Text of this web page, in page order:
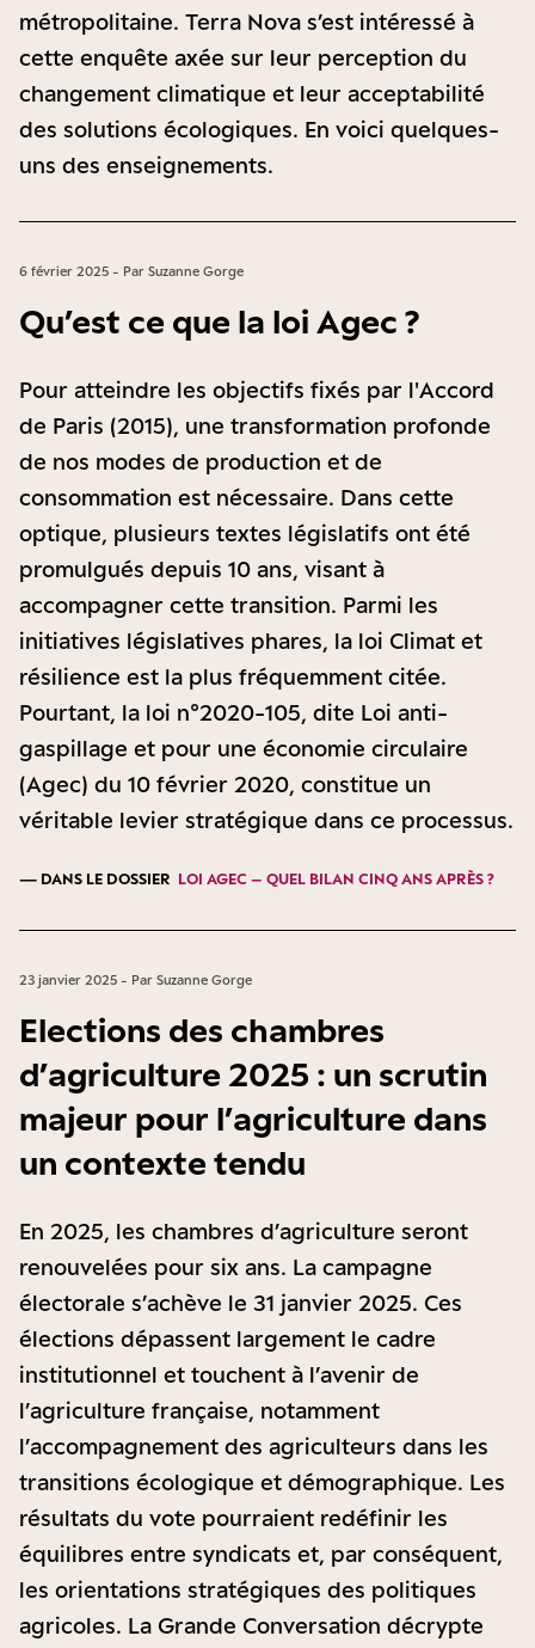
métropolitaine. Terra Nova s’est intéressé à
cette enquête axée sur leur perception du
changement climatique et leur acceptabilité
des solutions écologiques. En voici quelques-
uns des enseignements.
6 février 2025 - Par Suzanne Gorge
Qu’est ce que la loi Agec ?
Pour atteindre les objectifs fixés par l'Accord
de Paris (2015), une transformation profonde
de nos modes de production et de
consommation est nécessaire. Dans cette
optique, plusieurs textes législatifs ont été
promulgués depuis 10 ans, visant à
accompagner cette transition. Parmi les
initiatives législatives phares, la loi Climat et
résilience est la plus fréquemment citée.
Pourtant, la loi n°2020-105, dite Loi anti-
gaspillage et pour une économie circulaire
(Agec) du 10 février 2020, constitue un
véritable levier stratégique dans ce processus.
— DANS LE DOSSIER LOI AGEC – QUEL BILAN CINQ ANS APRÈS ?
23 janvier 2025 - Par Suzanne Gorge
Elections des chambres
d’agriculture 2025 : un scrutin
majeur pour l’agriculture dans
un contexte tendu
En 2025, les chambres d’agriculture seront
renouvelées pour six ans. La campagne
électorale s’achève le 31 janvier 2025. Ces
élections dépassent largement le cadre
institutionnel et touchent à l’avenir de
l’agriculture française, notamment
l’accompagnement des agriculteurs dans les
transitions écologique et démographique. Les
résultats du vote pourraient redéfinir les
équilibres entre syndicats et, par conséquent,
les orientations stratégiques des politiques
agricoles. La Grande Conversation décrypte